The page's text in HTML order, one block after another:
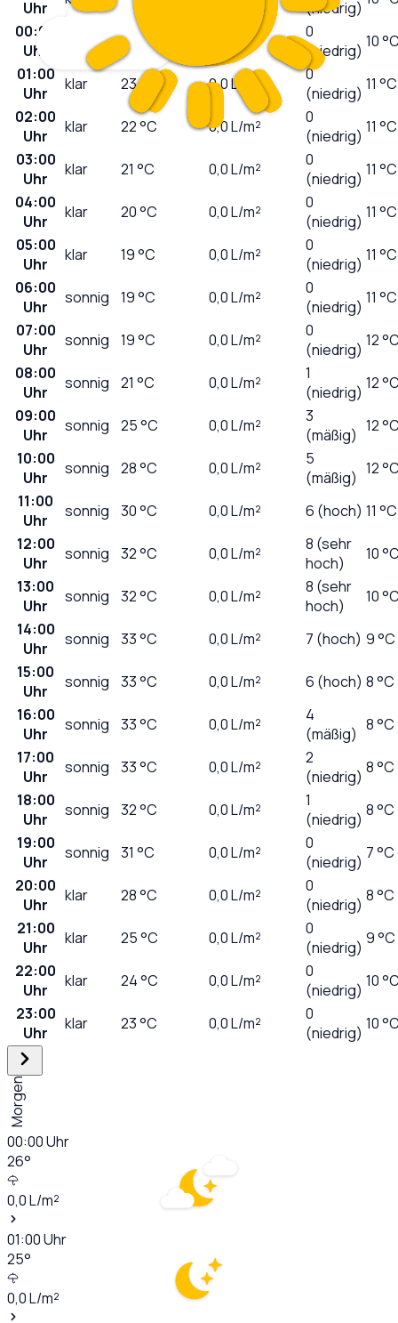
Uhr (niedrig)
00:00
Uhr
23 °C L/m²
0
(niedrig) 10
01:00
Uhr
klar 23°C 0,0L/m²
0
(niedrig) 11 °C
02:00
Uhr
klar 22°C 0,0L/m²
0
(niedrig) 11 °C
03:00
Uhr
klar 21 °C 0,0L/m²
0
(niedrig) 11 °C
04:00
Uhr
klar 20°C 0,0L/m²
0
(niedrig) 11 °C
05:00
Uhr
klar 19°C 0,0L/m²
0
(niedrig) 11 °C
06:00
Uhr
sonnig 19°C 0,0L/m²
0
(niedrig) 11 °C
07:00
Uhr
sonnig 19°C 0,0L/m²
0
(niedrig) 12
08:00
Uhr
sonnig 21 °C 0,0L/m²
1
(niedrig) 12
09:00
Uhr
sonnig 25°C 0,0L/m²
3
(mäßig) 12
10:00
Uhr
sonnig 28°C 0,0L/m²
5
(mäßig) 12
11:00
Uhr
sonnig 30°C 0,0L/m² 6 (hoch) 11 °C
12:00
Uhr
sonnig 32°C 0,0L/m²
8 (sehr
hoch)
10
13:00
Uhr
sonnig 32°C 0,0L/m²
8 (sehr
hoch)
10
14:00
Uhr
sonnig 33°C 0,0L/m² 7 (hoch) 9 °C
15:00
Uhr
sonnig 33°C 0,0L/m² 6 (hoch) 8 °C
16:00
Uhr
sonnig 33°C 0,0L/m²
4
(mäßig) 8 °C
17:00
Uhr
sonnig 33°C 0,0L/m²
2
(niedrig) 8 °C
18:00
Uhr
sonnig 32°C 0,0L/m²
1
(niedrig) 8 °C
19:00
Uhr
sonnig 31 °C 0,0L/m²
0
(niedrig) 7 °C
20:00
Uhr
klar 28°C 0,0L/m²
0
(niedrig) 8 °C
21:00
Uhr
klar 25°C 0,0L/m²
0
(niedrig) 9 °C
22:00
Uhr
klar 24°C 0,0L/m²
0
(niedrig) 10
23:00
Uhr
klar 23°C 0,0L/m²
0
(niedrig) 10
Morgen
00:00Uhr
26°
0,0L/m²
01:00Uhr
25°
0,0L/m²